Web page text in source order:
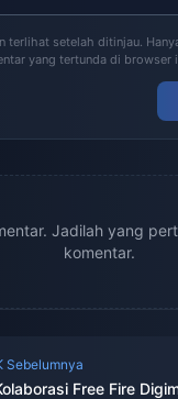
terlihat setelah ditinjau.
yang tertunda di browser
Jadilah yang
komentar.
Sebelumnya
Free Fire